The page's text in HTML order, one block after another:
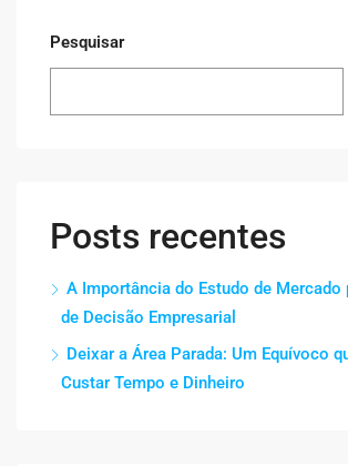
Pesquisar
Posts recentes
A Importância do Estudo de Mercado
de Decisão Empresarial
Deixar a Área Parada: Um Equívoco
Custar Tempo e Dinheiro